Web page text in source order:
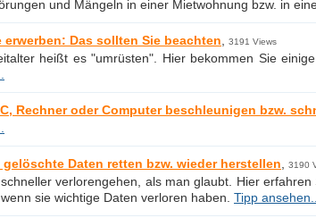
und Mängeln in einer Mietwohnung bzw. in
erwerben: Das sollten Sie beachten 3191 Views
heißt es "umrüsten". Hier bekommen Sie
Rechner oder Computer beschleunigen bzw.
Daten retten bzw. wieder herstellen 3190
verlorengehen, als man glaubt. Hier
sie wichtige Daten verloren haben. Tipp ansehen...